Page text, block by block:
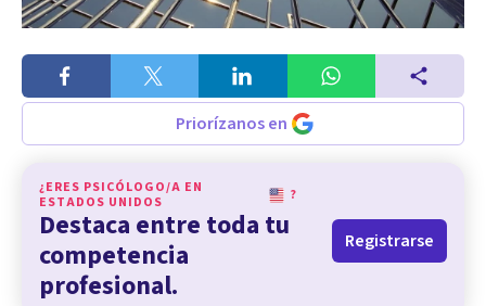
Priorízanos en
¿ERES PSICÓLOGO/A EN
ESTADOS UNIDOS
?
Destaca entre toda tu
competencia
profesional.
Registrarse